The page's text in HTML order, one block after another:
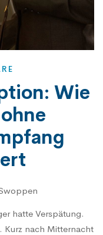
Wie
hatte Verspätung.
Kurz nach Mitternacht